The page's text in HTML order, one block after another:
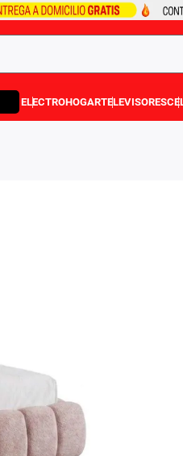
ELECTROHOGARTELEVISORES